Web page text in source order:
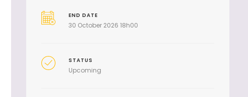
END DATE
30 October 2026 18h00
STATUS
Upcoming